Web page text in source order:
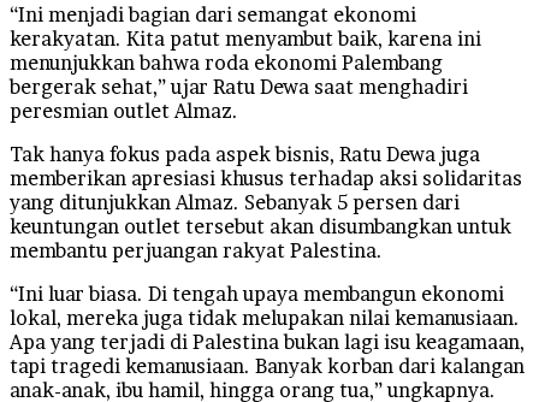
“Ini menjadi bagian dari semangat ekonomi
kerakyatan. Kita patut menyambut baik, karena ini
menunjukkan bahwa roda ekonomi Palembang
bergerak sehat,” ujar Ratu Dewa saat menghadiri
peresmian outlet Almaz.
Tak hanya fokus pada aspek bisnis, Ratu Dewa juga
memberikan apresiasi khusus terhadap aksi solidaritas
yang ditunjukkan Almaz. Sebanyak 5 persen dari
keuntungan outlet tersebut akan disumbangkan untuk
membantu perjuangan rakyat Palestina.
“Ini luar biasa. Di tengah upaya membangun ekonomi
lokal, mereka juga tidak melupakan nilai kemanusiaan.
Apa yang terjadi di Palestina bukan lagi isu keagamaan,
tapi tragedi kemanusiaan. Banyak korban dari kalangan
anak-anak, ibu hamil, hingga orang tua,” ungkapnya.